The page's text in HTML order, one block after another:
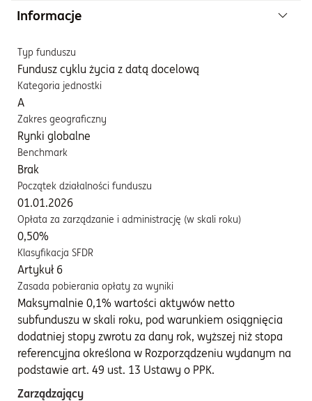
Informacje
Typ funduszu
Fundusz cyklu życia z datą docelową
Kategoria jednostki
A
Zakres geograficzny
Rynki globalne
Benchmark
Brak
Początek działalności funduszu
01.01.2026
Opłata za zarządzanie i administrację (w skali roku)
0,50%
Klasyfikacja SFDR
Artykuł 6
Zasada pobierania opłaty za wyniki
Maksymalnie 0,1% wartości aktywów netto
subfunduszu w skali roku, pod warunkiem osiągnięcia
dodatniej stopy zwrotu za dany rok, wyższej niż stopa
referencyjna określona w Rozporządzeniu wydanym na
podstawie art. 49 ust. 13 Ustawy o PPK.
Zarządzający